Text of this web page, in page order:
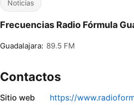
Noticias
Frecuencias Radio Fórmula
Guadalajara: 89.5 FM
Contactos
Sitio web https://